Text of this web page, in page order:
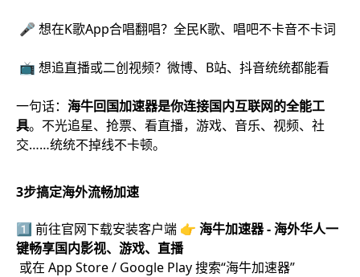
🎤 想在K歌App合唱翻唱？全民K歌、唱吧不卡音不卡词
📺 想追直播或二创视频？微博、B站、抖音统统都能看
一句话： 海牛回国加速器是你连接国内互联网的全能工
具。不光追星、抢票、看直播，游戏、音乐、视频、社
交……统统不掉线不卡顿。
3步搞定海外流畅加速
1️⃣ 前往官网下载安装客户端 👉 海牛加速器 - 海外华人一
键畅享国内影视、游戏、直播
或在 App Store / Google Play 搜索“海牛加速器”